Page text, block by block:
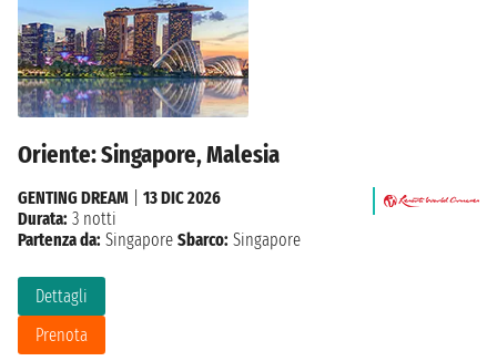
Oriente: Singapore, Malesia
Dettagli
Prenota
GENTING DREAM
13 DIC 2026
Durata: 3 notti
Partenza da: Singapore Sbarco: Singapore